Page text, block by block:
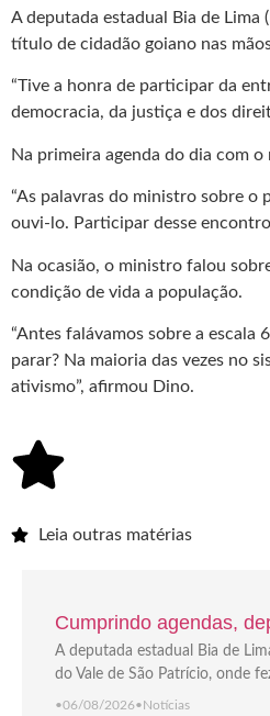
A deputada estadual Bia de
título de cidadão goiano nas
“Tive a honra de participar da
democracia, da justiça e dos
Na primeira agenda do dia com
“As palavras do ministro sobre o
ouvi-lo. Participar desse
Na ocasião, o ministro falou
condição de vida a população.
“Antes falávamos sobre a escala
parar? Na maioria das vezes no
ativismo”, afirmou Dino.
Leia outras matérias
Cumprindo agendas,
A deputada estadual Bia de
do Vale de São Patrício, onde
•06/08/2026• Notícias